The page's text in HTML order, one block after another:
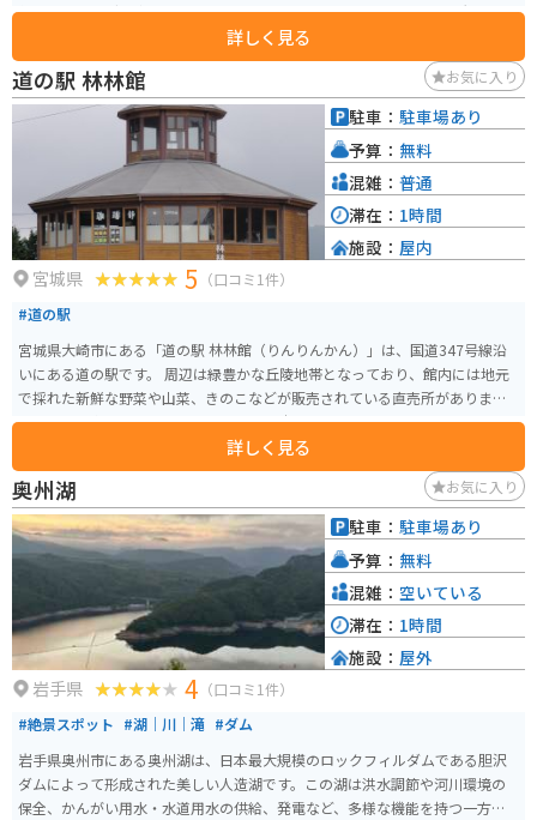
離のツーリングで疲れた体を休めるのに最適です。また、周辺には景観の良
いワインディングロードが続くため、バイクでのツーリングにもおすすめで
す。 地元の特産品販売所では、新鮮な野菜や果物、手打ちそば、地元産のブ
ランド肉「いわて短角牛」を使った料理などが楽しめます。特に、岩手山麓
で育った牛乳を使用したソフトクリームは、濃厚な味わいで人気です。 展望
台からは、四季折々の美しい景色を楽しむことができます。春には、可憐な
高山植物が咲き乱れ、夏には、緑豊かな山々が目に鮮やかです。秋には、
山々が赤や黄色に染まり、冬には、雪化粧した岩手山が雄大です。 道の駅 種
山ヶ原は、自然を満喫しながら、地元のグルメや文化に触れることができる
スポットです。
詳しく見る
道の駅 林林館 お気に入り
宮城県 5 （口コミ1件）
#道の駅
宮城県大崎市にある「道の駅 林林館（りんりんかん）」は、国道347号線沿
いにある道の駅です。 周辺は緑豊かな丘陵地帯となっており、館内には地元
で採れた新鮮な野菜や山菜、きのこなどが販売されている直売所がありま
す。 特に人気なのは、地元産のブランド米「ササニシキ」や「ひとめぼれ」
だんに使った郷土料理やそばなどを味わうことができます。 バイクでのツー
リングにも最適な場所で、駐車場も広いため、休憩場所としてもおすすめで
す。 道の駅 林林館では、季節ごとのイベントも開催されているので、訪れる
前にホームページなどで情報をチェックしておくと良いでしょう。
詳しく見る
駐車： 駐車場あり
予算： 無料
混雑： 普通
滞在： 1時間
施設： 屋内
奥州湖 お気に入り
岩手県 4 （口コミ1件）
#絶景スポット #湖｜川｜滝 #ダム
岩手県奥州市にある奥州湖は、日本最大規模のロックフィルダムである胆沢
ダムによって形成された美しい人造湖です。この湖は洪水調節や河川環境の
保全、かんがい用水・水道用水の供給、発電など、多様な機能を持つ一方
駐車： 駐車場あり
予算： 無料
混雑： 空いている
滞在： 1時間
施設： 屋外